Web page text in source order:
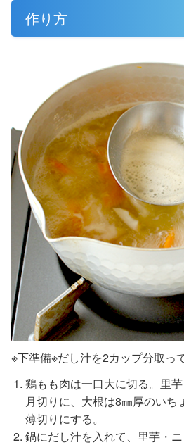
作り方
※下準備※だし汁を2カップ分取っ
鶏もも肉は一口大に切る。里
月切りに、大根は8㎜厚のいち
薄切りにする。
鍋にだし汁を入れて、里芋・